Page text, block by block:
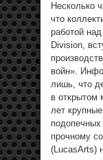
Несколько
что
работой
Division,
войн».
лишь, что
в открытом
лет
прочному
(LucasArts)